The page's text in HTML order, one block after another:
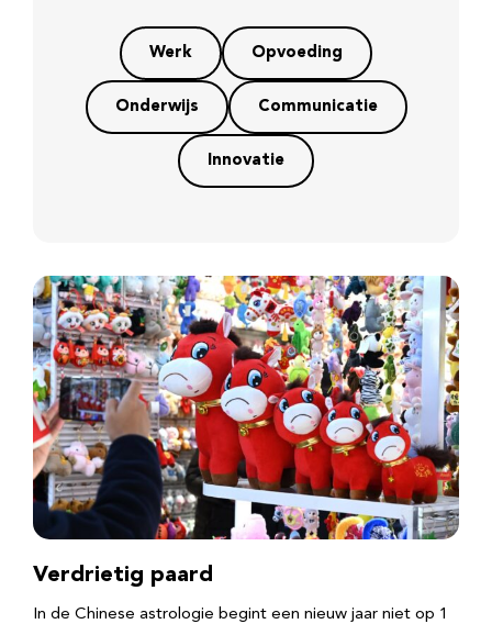
Werk Opvoeding
Onderwijs Communicatie
Innovatie
Verdrietig paard
In de Chinese astrologie begint een nieuw jaar niet op 1